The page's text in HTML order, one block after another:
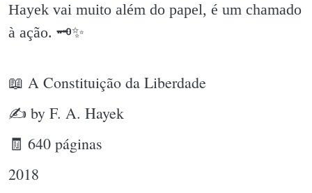
Hayek vai muito além do papel, é um chamado
à ação. 🗝✨️
📖 A Constituição da Liberdade
✍ by F. A. Hayek
🧾 640 páginas
2018